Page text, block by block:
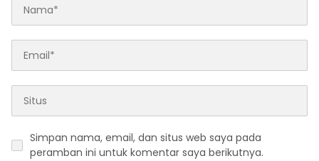
Simpan nama, email, dan situs web saya pada
peramban ini untuk komentar saya berikutnya.